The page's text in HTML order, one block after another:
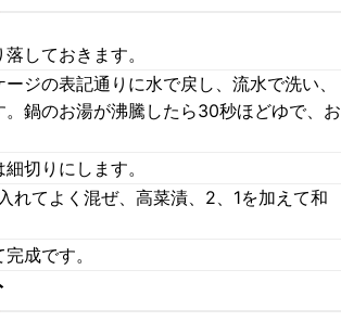
しておきます。
ジの表記通りに水で戻し、流水で洗い、
。鍋のお湯が沸騰したら30秒ほどゆで、お
切りにします。
れてよく混ぜ、高菜漬、2、1を加えて和
成です。